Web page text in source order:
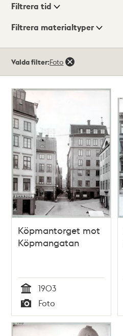
Visningsläge
Filtrera tid
Filtrera materialtyper
träffar
Valda filter:Foto
Köpmantorget mot
Köpmangatan
Tid
1903
Typ
Foto